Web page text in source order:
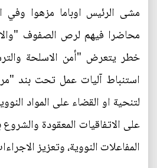
مشى الرئيس اوباما مزهوا وفي
محاضرا فيهم لرص الصفوف
خطر يتعرض "أمن الاسلحة
استنباط آليات عمل تحت بند
لتنحية او القضاء على المواد
على الاتفاقيات المعقودة
المفاعلات النووية، وتعزيز